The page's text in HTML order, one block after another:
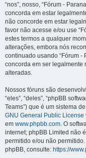
“nos”, nosso, “Fórum -
concorda em estar
não concorde em estar
favor não acesse e/ou use
estes termos a qualquer
alterações, embora nós
continuado usando “Fórum -
concorda em ser legalmente
alteradas.
Nossos fóruns são
“eles”, “deles”, “phpBB
Teams”) que é um sistema
GNU General Public License
em www.phpbb.com. O
internet; phpBB Limited não
permitido e/ou não
phpBB, consulte: https://